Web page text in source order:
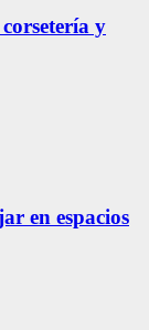
y
en espacios